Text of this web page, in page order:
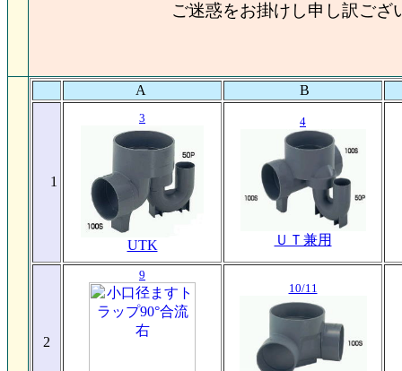
ご迷惑をお掛けし申し訳ご
A B
1
3
UTK
4
ＵＴ兼用
2
9
10/11